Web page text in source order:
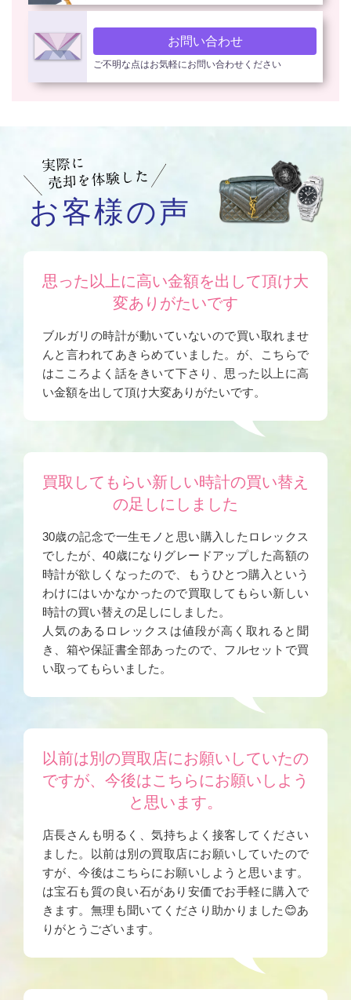
お問い合わせ
ご不明な点はお気軽にお問い合わせください
お客様の声
思った以上に高い金額を出して頂け大
変ありがたいです
ブルガリの時計が動いていないので買い取れませ
んと言われてあきらめていました。が、こちらで
はこころよく話をきいて下さり、思った以上に高
い金額を出して頂け大変ありがたいです。
買取してもらい新しい時計の買い替え
の足しにしました
30歳の記念で一生モノと思い購入したロレックス
でしたが、40歳になりグレードアップした高額の
時計が欲しくなったので、もうひとつ購入という
わけにはいかなかったので買取してもらい新しい
時計の買い替えの足しにしました。
人気のあるロレックスは値段が高く取れると聞
き、箱や保証書全部あったので、フルセットで買
い取ってもらいました。
以前は別の買取店にお願いしていたの
ですが、今後はこちらにお願いしよう
と思います。
店長さんも明るく、気持ちよく接客してください
ました。以前は別の買取店にお願いしていたので
すが、今後はこちらにお願いしようと思います。
は宝石も質の良い石があり安価でお手軽に購入で
きます。無理も聞いてくださり助かりました😊あ
りがとうございます。